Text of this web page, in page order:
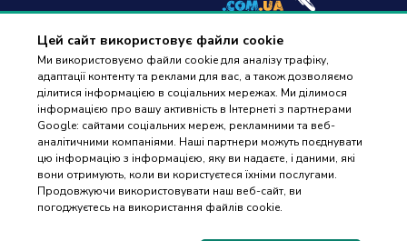
Цей сайт використовує файли cookie
Ми використовуємо файли cookie для аналізу трафіку,
адаптації контенту та реклами для вас, а також дозволяємо
ділитися інформацією в соціальних мережах. Ми ділимося
інформацією про вашу активність в Інтернеті з партнерами
Google: сайтами соціальних мереж, рекламними та веб-
аналітичними компаніями. Наші партнери можуть поєднувати
цю інформацію з інформацією, яку ви надаєте, і даними, які
вони отримують, коли ви користуєтеся їхніми послугами.
Продовжуючи використовувати наш веб-сайт, ви
погоджуєтесь на використання файлів cookie.
+38(096) 488 77 88
дзвінки приймаються в робочі дні з 9:00 до 18:00
Оплата та доставка
ПІДБІР
ЗАПЧАСТИН